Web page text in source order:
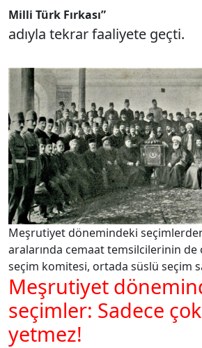
Milli Türk Fırkası”
adıyla tekrar faaliyete geçti.
Meşrutiyet dönemindeki
aralarında cemaat temsilcilerinin
seçim komitesi, ortada süslü seçim
Meşrutiyet
seçimler: Sadece
yetmez!